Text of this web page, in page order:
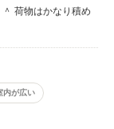
荷物はかなり積め
内が広い